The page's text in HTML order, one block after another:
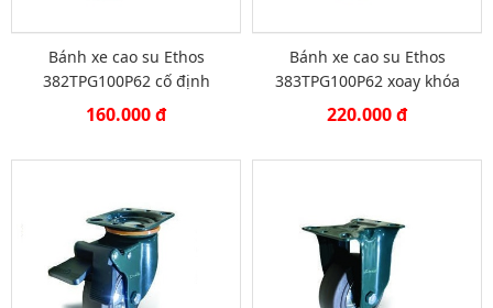
Bánh xe cao su Ethos
382TPG100P62 cố định
160.000 đ
Bánh xe cao su Ethos
383TPG100P62 xoay khóa
220.000 đ